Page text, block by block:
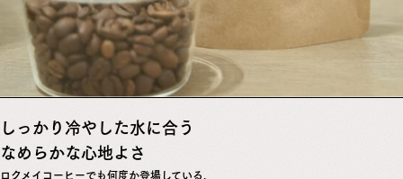
しっかり冷やした水に合う
なめらかな心地よさ
ロクメイコーヒーでも何度か登場している、